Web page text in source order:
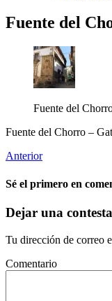
Fuente del
Fuente del
Fuente del Chorro –
Anterior
Sé el primero en
Dejar una
Tu dirección de correo
Comentario